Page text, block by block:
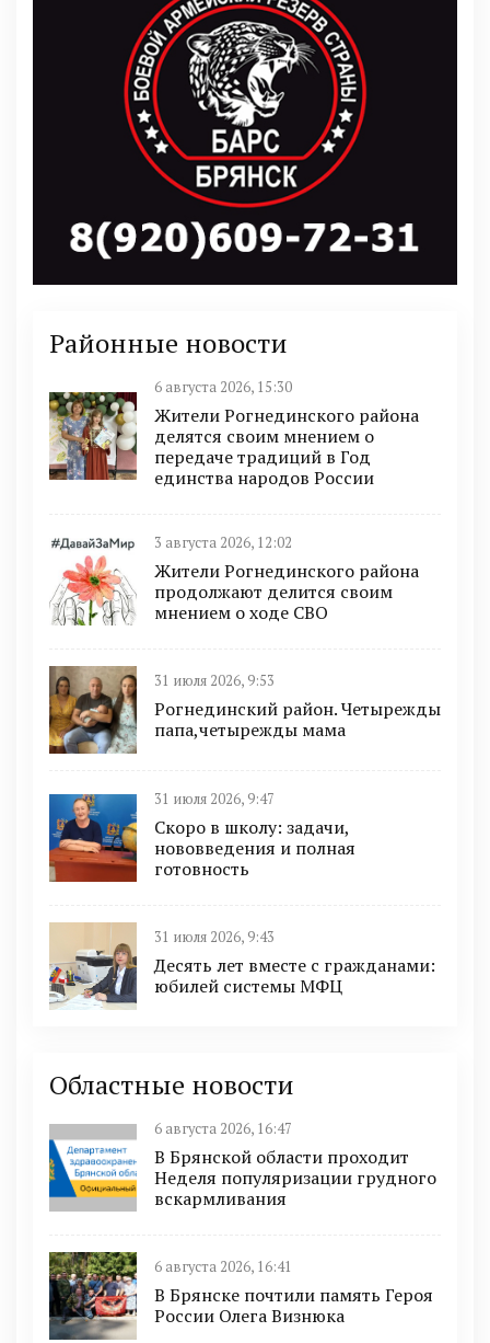
Районные новости
6 августа 2026, 15:30
Жители Рогнединского района
делятся своим мнением о
передаче традиций в Год
единства народов России
3 августа 2026, 12:02
Жители Рогнединского района
продолжают делится своим
мнением о ходе СВО
31 июля 2026, 9:53
Рогнединский район. Четырежды
папа,четырежды мама
31 июля 2026, 9:47
Скоро в школу: задачи,
нововведения и полная
готовность
31 июля 2026, 9:43
Десять лет вместе с гражданами:
юбилей системы МФЦ
Областные новости
6 августа 2026, 16:47
В Брянской области проходит
Неделя популяризации грудного
вскармливания
6 августа 2026, 16:41
В Брянске почтили память Героя
России Олега Визнюка